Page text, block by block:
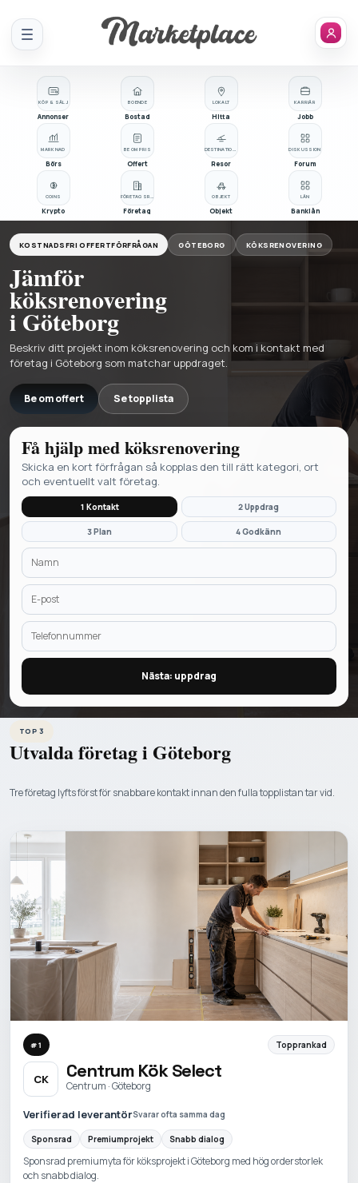
Meny
KÖP & SÄLJ
Annonser
BOENDE
Bostad
OBJEKT
Objekt
BE OM PRIS
Offert
Företag
LÅN
Banklån
MARKNAD
Börs
LOKALT
Hitta
KARRIÄR
Jobb
Resor
COINS
Krypto
DISKUSSION
Forum
KOSTNADSFRI OFFERTFÖRFRÅGAN GÖTEBORG KÖKSRENOVERING
Jämför
köksrenovering
i Göteborg
Beskriv ditt projekt inom köksrenovering och kom i kontakt med
företag i Göteborg som matchar uppdraget.
Be om offert Se topplista
Få hjälp medköksrenovering
Skicka en kort förfrågan så kopplas den till rätt kategori, ort
och eventuellt valt företag.
1 Kontakt 2 Uppdrag
3 Plan 4 Godkänn
Nästa: uppdrag
TOP 3
Utvalda företag i Göteborg
Tre företag lyfts först för snabbare kontakt innan den fulla topplistan tar vid.
#1 Topprankad
CK Centrum Kök Select
Centrum · Göteborg
Verifierad leverantörSvarar ofta samma dag
Sponsrad Premiumprojekt Snabb dialog
Sponsrad premiumyta för köksprojekt i Göteborg med hög orderstorlek
och snabb dialog.